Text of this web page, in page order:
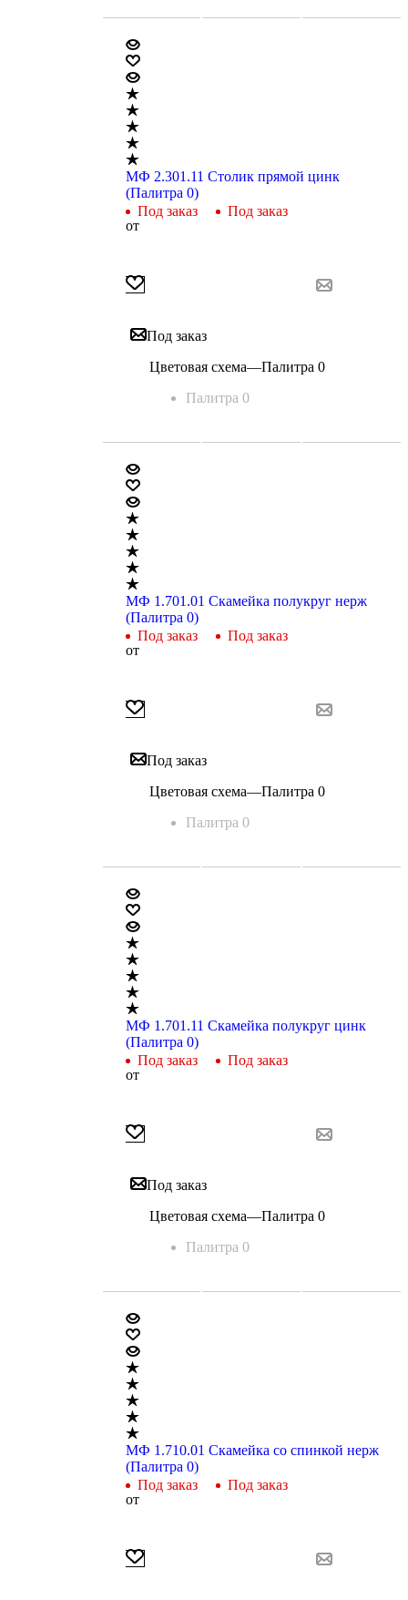
МФ 2.301.11 Столик прямой цинк
(Палитра 0)
Под заказ
Под заказ
от
Под заказ
Цветовая схема—Палитра 0
Палитра 0
МФ 1.701.01 Скамейка полукруг нерж
(Палитра 0)
Под заказ
Под заказ
от
Под заказ
Цветовая схема—Палитра 0
Палитра 0
МФ 1.701.11 Скамейка полукруг цинк
(Палитра 0)
Под заказ
Под заказ
от
Под заказ
Цветовая схема—Палитра 0
Палитра 0
МФ 1.710.01 Скамейка со спинкой нерж
(Палитра 0)
Под заказ
Под заказ
от